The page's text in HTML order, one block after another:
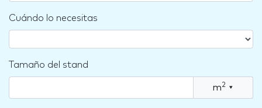
Cuándo lo necesitas
Tamaño del stand
m2 ▾